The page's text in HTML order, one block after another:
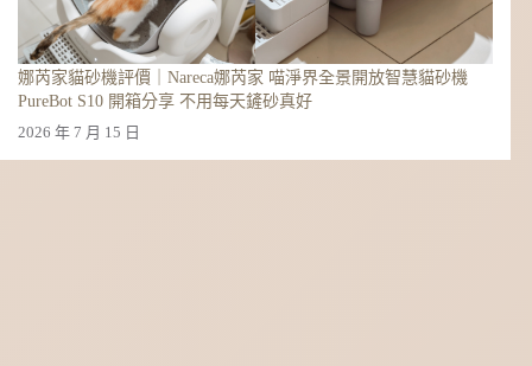
娜芮家貓砂機評價｜Nareca娜芮家 喵淨界全景開放智慧貓砂機
PureBot S10 開箱分享 不用每天鏟砂真好
2026 年 7 月 15 日